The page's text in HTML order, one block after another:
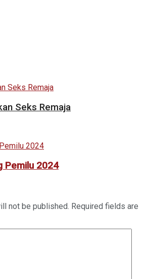
Seks Remaja
Pemilu 2024
not be published. Required fields are